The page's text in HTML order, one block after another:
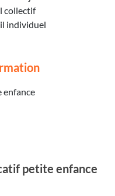
collectif
individuel
enfance
petite enfance